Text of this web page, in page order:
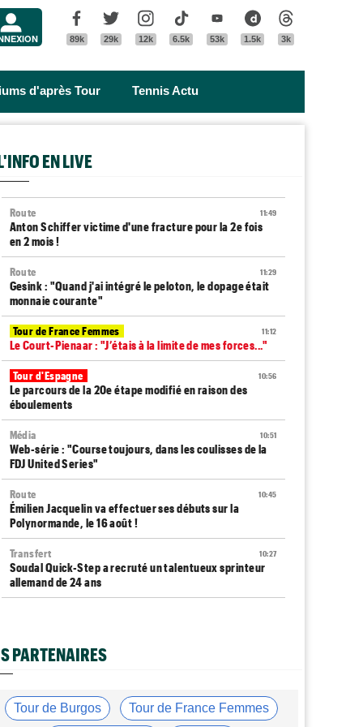
Facebook
89k
Twitter
29k
Instagram
12k
Tik Tok
6.5k
Youtube
53k
Dailymotion
1.5k 3k
d'après Tour Tennis Actu
EN LIVE
11:49
Route
Anton Schiffer victime d'une fracture pour la 2e fois
en 2 mois !
11:29
Route
Gesink : "Quand j'ai intégré le peloton, le dopage était
monnaie courante"
11:12
Tour de France Femmes
Le Court-Pienaar : "J’étais à la limite de mes forces..."
10:56
Tour d'Espagne
Le parcours de la 20e étape modifié en raison des
éboulements
10:51
Média
Web-série : "Course toujours, dans les coulisses de la
FDJ United Series"
10:45
Route
Émilien Jacquelin va effectuer ses débuts sur la
Polynormande, le 16 août !
10:27
Transfert
Soudal Quick-Step a recruté un talentueux sprinteur
allemand de 24 ans
Route
Isaac Del Toro a prolongé avec UAE Team Emirates-XRG
09:45
Tour de France Femmes
PARTENAIRES
Tour de Burgos Tour de France Femmes